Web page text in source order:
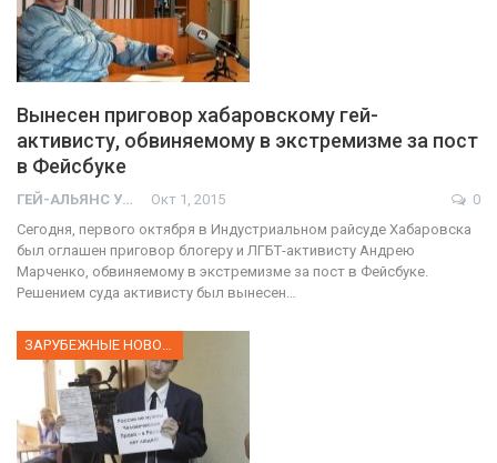
Вынесен приговор хабаровскому гей-
активисту, обвиняемому в экстремизме за пост
в Фейсбуке
ГЕЙ-АЛЬЯНС УКРАИНА Окт 1, 2015
0
Сегодня, первого октября в Индустриальном райсуде Хабаровска
был оглашен приговор блогеру и ЛГБТ-активисту Андрею
Марченко, обвиняемому в экстремизме за пост в Фейсбуке.
Решением суда активисту был вынесен…
ЗАРУБЕЖНЫЕ НОВОСТИ